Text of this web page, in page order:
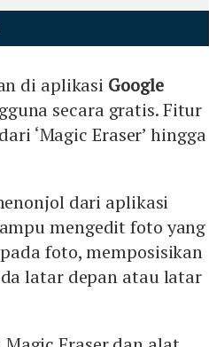
di aplikasi Google
secara gratis. Fitur
‘Magic Eraser’ hingga
dari aplikasi
mengedit foto yang
foto, memposisikan
latar depan atau latar